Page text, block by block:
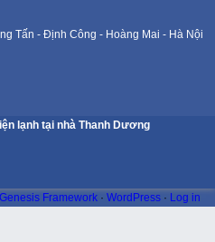
Tấn - Định Công - Hoàng Mai - Hà Nội
lạnh tại nhà Thanh Dương
Genesis Framework · WordPress · Log in